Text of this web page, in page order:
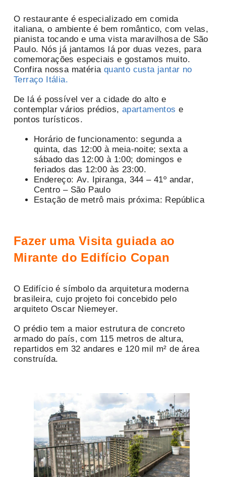
O restaurante é especializado em comida
italiana, o ambiente é bem romântico, com velas,
pianista tocando e uma vista maravilhosa de São
Paulo. Nós já jantamos lá por duas vezes, para
comemorações especiais e gostamos muito.
Confira nossa matéria quanto custa jantar no
Terraço Itália.
De lá é possível ver a cidade do alto e
contemplar vários prédios, apartamentos e
pontos turísticos.
Horário de funcionamento: segunda a
quinta, das 12:00 à meia-noite; sexta a
sábado das 12:00 à 1:00; domingos e
feriados das 12:00 às 23:00.
Endereço: Av. Ipiranga, 344 – 41º andar,
Centro – São Paulo
Estação de metrô mais próxima: República
Fazer uma Visita guiada ao
Mirante do Edifício Copan
O Edifício é símbolo da arquitetura moderna
brasileira, cujo projeto foi concebido pelo
arquiteto Oscar Niemeyer.
O prédio tem a maior estrutura de concreto
armado do país, com 115 metros de altura,
repartidos em 32 andares e 120 mil m² de área
construída.